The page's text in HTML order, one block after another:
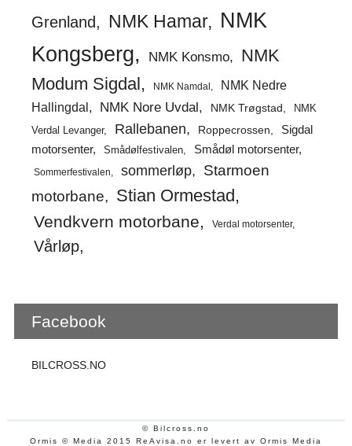
Grenland
NMK Hamar
NMK
Kongsberg
NMK Konsmo
NMK
Modum Sigdal
NMK Namdal
NMK Nedre
Hallingdal
NMK Nore Uvdal NMK Trøgstad
NMK
Verdal Levanger
Rallebanen Roppecrossen
Sigdal
motorsenter
Smådølfestivalen Smådøl motorsenter
Sommerfestivalen sommerløp
Starmoen
motorbane
Stian Ormestad
Vendkvern motorbane Verdal motorsenter
Vårløp
Facebook
BILCROSS.NO
© Bilcross.no
Ormis © Media 2015 ReAvisa.no er levert av Ormis Media